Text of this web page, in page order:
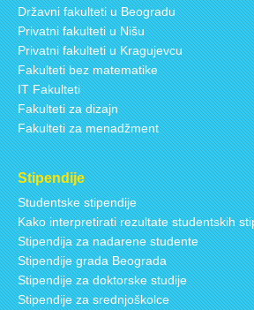
Državni fakulteti u Beogradu
Privatni fakulteti u Nišu
Privatni fakulteti u Kragujevcu
Fakulteti bez matematike
IT Fakulteti
Fakulteti za dizajn
Fakulteti za menadžment
Stipendije
Studentske stipendije
Kako interpretirati rezultate studentskih
Stipendija za nadarene studente
Stipendije grada Beograda
Stipendije za doktorske studije
Stipendije za srednjoškolce